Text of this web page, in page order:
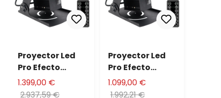
Proyector Led
Pro Efecto
nevada 200W
50º
1.399,00 €
2.937,59 €
Proyector Led
Pro Efecto
nevada 100W
30º
1.099,00 €
1.992,21 €